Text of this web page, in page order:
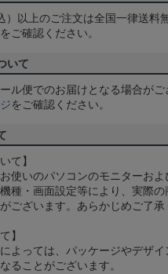
）以上のご注文は全国一律送料
をご確認ください。
いて
ル便でのお届けとなる場合がご
をご確認ください。
て】
使いのパソコンのモニターお
種・画面設定等により、実際の
ございます。あらかじめご了承
】
よっては、パッケージやデザ
ることがございます。